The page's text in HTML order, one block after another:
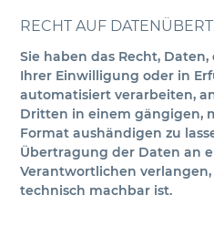
RECHT AUF
Sie haben das Recht,
Ihrer Einwilligung oder in
automatisiert verarbeiten,
Dritten in einem gängigen,
Format aushändigen zu
Übertragung der Daten an
Verantwortlichen
technisch machbar ist.